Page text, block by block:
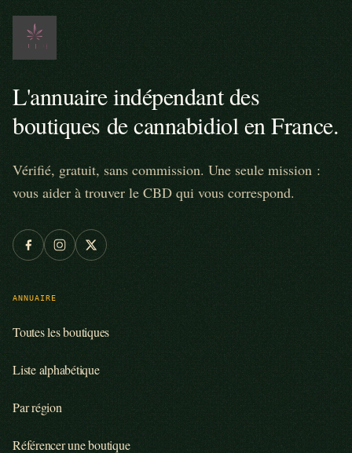
L'annuaire indépendant des
boutiques de cannabidiol en France.
Vérifié, gratuit, sans commission. Une seule mission :
vous aider à trouver le CBD qui vous correspond.
ANNUAIRE
Toutes les boutiques
Liste alphabétique
Par région
Référencer une boutique